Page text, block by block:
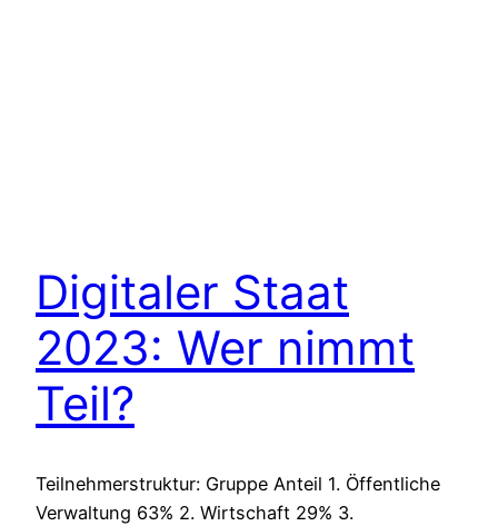
Digitaler Staat
2023: Wer nimmt
Teil?
Teilnehmerstruktur: Gruppe Anteil 1. Öffentliche
Verwaltung 63% 2. Wirtschaft 29% 3.